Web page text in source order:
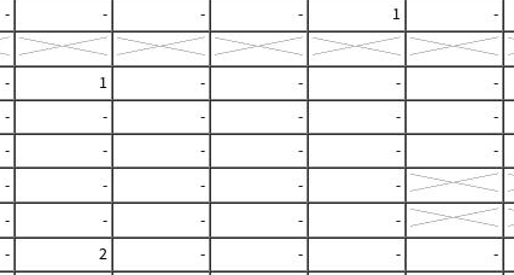
- - - - 1
-
- 1 - - -
-
- - - - -
-
- - - - -
-
- - - -
-
- - - -
-
- 2 - - -
-